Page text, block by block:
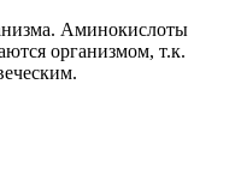
Аминокислоты
организмом, т.к.